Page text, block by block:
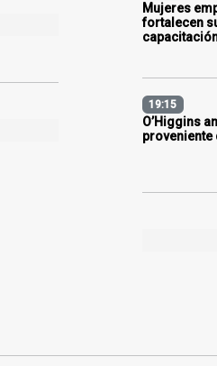
Mujeres
fortalecen
19:15
O’Higgins
proveniente